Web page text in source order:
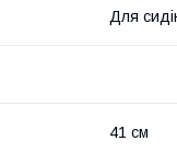
Для
41 см